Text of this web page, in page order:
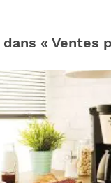
« Ventes